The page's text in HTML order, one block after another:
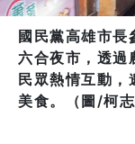
國民黨高雄市
六合夜市，透過
民眾熱情互動，
美食。（圖/柯志